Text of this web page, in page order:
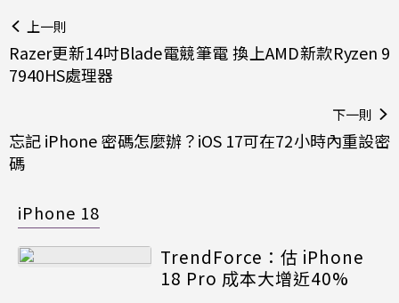
上一則
Razer更新14吋Blade電競筆電 換上AMD新款Ryzen 9
7940HS處理器
下一則
忘記 iPhone 密碼怎麼辦？iOS 17可在72小時內重設密
碼
iPhone 18
TrendForce：估 iPhone
18 Pro 成本大增近40%